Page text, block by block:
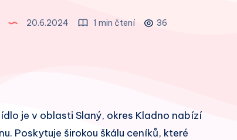
20.6.2024 1 min čtení 36
je v oblasti Slaný, okres Kladno nabízí
Poskytuje širokou škálu ceníků, které